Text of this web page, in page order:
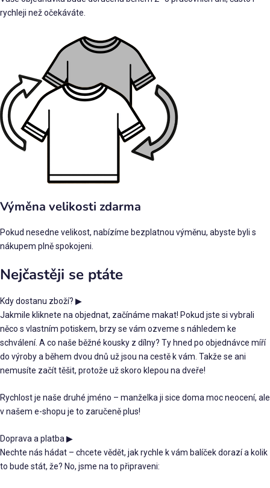
rychleji než očekáváte.
Výměna velikosti zdarma
Pokud nesedne velikost, nabízíme bezplatnou výměnu, abyste byli s
nákupem plně spokojeni.
Nejčastěji se ptáte
Kdy dostanu zboží? ▶
Jakmile kliknete na objednat, začínáme makat! Pokud jste si vybrali
něco s vlastním potiskem, brzy se vám ozveme s náhledem ke
schválení. A co naše běžné kousky z dílny? Ty hned po objednávce míří
do výroby a během dvou dnů už jsou na cestě k vám. Takže se ani
nemusíte začít těšit, protože už skoro klepou na dveře!
Rychlost je naše druhé jméno – manželka ji sice doma moc neocení, ale
v našem e-shopu je to zaručeně plus!
Doprava a platba▶
Nechte nás hádat – chcete vědět, jak rychle k vám balíček dorazí a kolik
to bude stát, že? No, jsme na to připraveni: